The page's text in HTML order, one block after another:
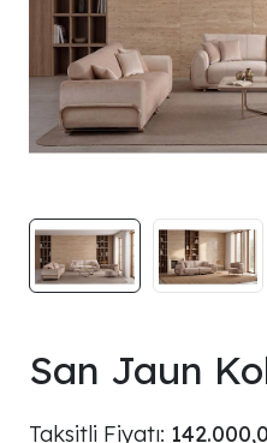
San Jaun
Taksitli Fiyatı: